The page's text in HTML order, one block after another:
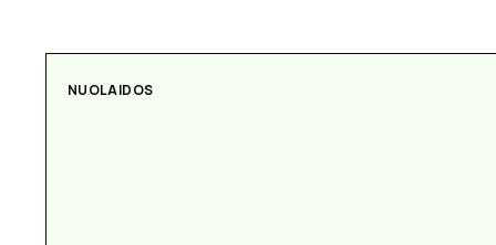
NUOLAIDOS
AKSESUARAI